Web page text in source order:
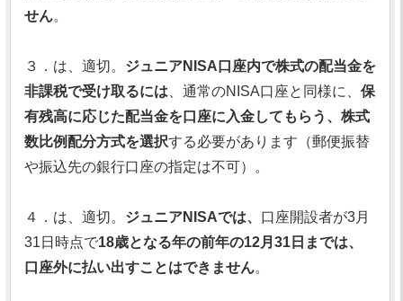
せん。
３．は、適切。 ジュニアNISA口座内で株式の配当金を
非課税で受け取るには 、通常のNISA口座と同様に、 保
有残高に応じた配当金を口座に入金してもらう、株式
数比例配分方式を選択する必要があります（郵便振替
や振込先の銀行口座の指定は不可）。
４．は、適切。 ジュニアNISAでは、 口座開設者が3月
31日時点で18歳となる年の前年の12月31日までは、
口座外に払い出すことはできません。